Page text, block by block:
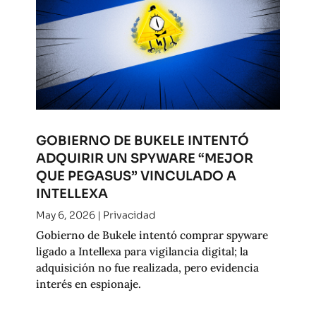
GOBIERNO DE BUKELE INTENTÓ
ADQUIRIR UN SPYWARE “MEJOR
QUE PEGASUS” VINCULADO A
INTELLEXA
May 6, 2026| Privacidad
Gobierno de Bukele intentó comprar spyware
ligado a Intellexa para vigilancia digital; la
adquisición no fue realizada, pero evidencia
interés en espionaje.